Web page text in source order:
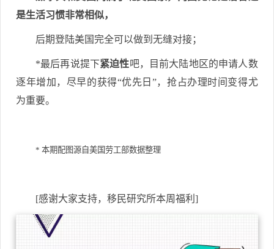
是生活习惯非常相似，
后期登陆美国完全可以做到无缝对接；
*最后再说提下紧迫性吧，目前大陆地区的申请人数
逐年增加，尽早的获得“优先日”，抢占办理时间变得尤
为重要。
* 本期配图源自美国劳工部数据整理
[感谢大家支持，移民研究所本周福利]